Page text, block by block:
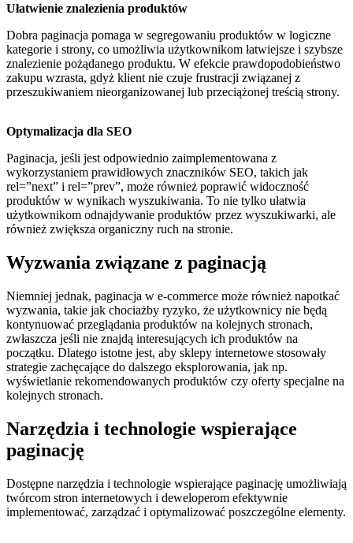
Ułatwienie znalezienia produktów
Dobra paginacja pomaga w segregowaniu produktów w logiczne
kategorie i strony, co umożliwia użytkownikom łatwiejsze i szybsze
znalezienie pożądanego produktu. W efekcie prawdopodobieństwo
zakupu wzrasta, gdyż klient nie czuje frustracji związanej z
przeszukiwaniem nieorganizowanej lub przeciążonej treścią strony.
Optymalizacja dla SEO
Paginacja, jeśli jest odpowiednio zaimplementowana z
wykorzystaniem prawidłowych znaczników SEO, takich jak
rel=”next” i rel=”prev”, może również poprawić widoczność
produktów w wynikach wyszukiwania. To nie tylko ułatwia
użytkownikom odnajdywanie produktów przez wyszukiwarki, ale
również zwiększa organiczny ruch na stronie.
Wyzwania związane z paginacją
Niemniej jednak, paginacja w e-commerce może również napotkać
wyzwania, takie jak chociażby ryzyko, że użytkownicy nie będą
kontynuować przeglądania produktów na kolejnych stronach,
zwłaszcza jeśli nie znajdą interesujących ich produktów na
początku. Dlatego istotne jest, aby sklepy internetowe stosowały
strategie zachęcające do dalszego eksplorowania, jak np.
wyświetlanie rekomendowanych produktów czy oferty specjalne na
kolejnych stronach.
Narzędzia i technologie wspierające
paginację
Dostępne narzędzia i technologie wspierające paginację umożliwiają
twórcom stron internetowych i deweloperom efektywnie
implementować, zarządzać i optymalizować poszczególne elementy.